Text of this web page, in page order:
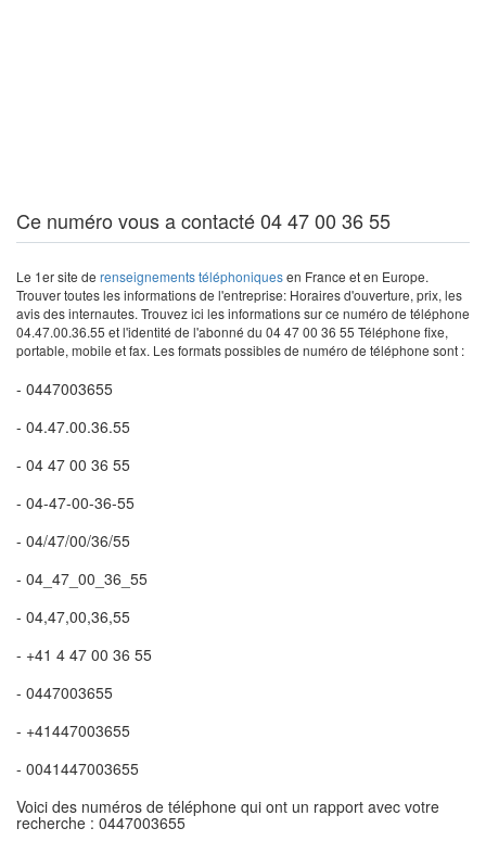
Ce numéro vous a contacté 04 47 00 36 55
Le 1er site de renseignements téléphoniquesen France et en Europe.
Trouver toutes les informations de l'entreprise: Horaires d'ouverture, prix, les
avis des internautes. Trouvez ici les informations sur ce numéro de téléphone
04.47.00.36.55 et l'identité de l'abonné du 04 47 00 36 55 Téléphone fixe,
portable, mobile et fax. Les formats possibles de numéro de téléphone sont :
- 0447003655
- 04.47.00.36.55
- 04 47 00 36 55
- 04-47-00-36-55
- 04/47/00/36/55
- 04_47_00_36_55
- 04,47,00,36,55
- +41 4 47 00 36 55
- 0447003655
- +41447003655
- 0041447003655
Voici des numéros de téléphone qui ont un rapport avec votre
recherche : 0447003655